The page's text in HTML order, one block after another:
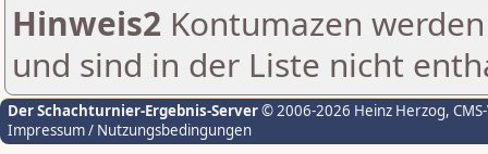
Hinweis2 Kontumazen
und sind in der Liste nicht
Der Schachturnier-Ergebnis-Server© 2006-2026 Heinz Herzog,
Impressum / Nutzungsbedingungen